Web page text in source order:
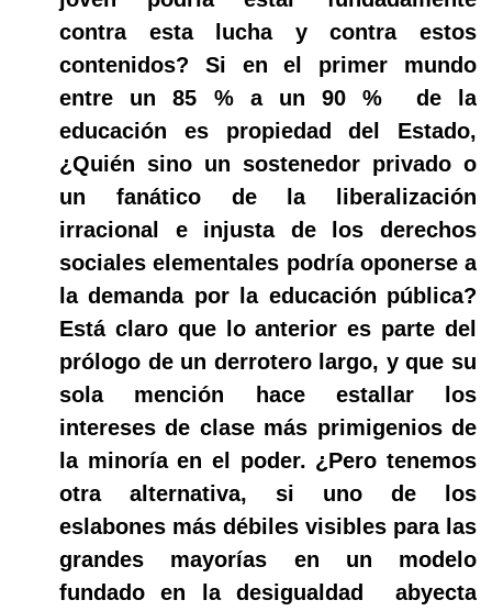
contra esta lucha y contra estos
contenidos? Si en el primer mundo
entre un 85 % a un 90 %
de la
educación es propiedad del Estado,
¿Quién sino un sostenedor privado o
un fanático de la liberalización
irracional e injusta de los derechos
sociales elementales podría oponerse a
la demanda por la educación pública?
Está claro que lo anterior es parte del
prólogo de un derrotero largo, y que su
sola mención hace estallar los
intereses de clase más primigenios de
la minoría en el poder. ¿Pero tenemos
otra alternativa, si uno de los
eslabones más débiles visibles para las
grandes mayorías en un modelo
fundado en la desigualdad
abyecta